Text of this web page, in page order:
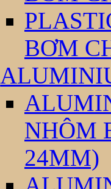
BƠM
NHÔM
24MM)